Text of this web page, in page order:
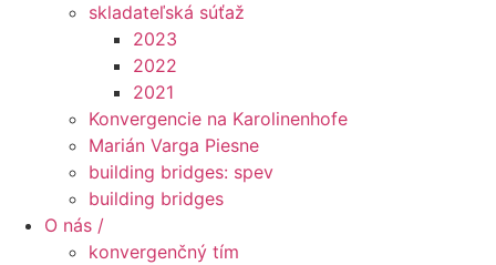
skladateľská súťaž
2023
2022
2021
Konvergencie na Karolinenhofe
Marián Varga Piesne
building bridges: spev
building bridges
O nás /
konvergenčný tím